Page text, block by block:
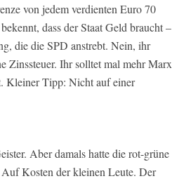
von jedem verdienten Euro 70
dass der Staat Geld braucht –
die die SPD anstrebt. Nein, ihr
Zinssteuer. Ihr solltet mal mehr Marx
Kleiner Tipp: Nicht auf einer
Aber damals hatte die rot-grüne
Kosten der kleinen Leute. Der